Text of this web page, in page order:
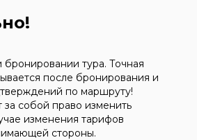
тура. Точная
после бронирования и
по маршруту!
за собой право изменить
изменения тарифов
стороны.